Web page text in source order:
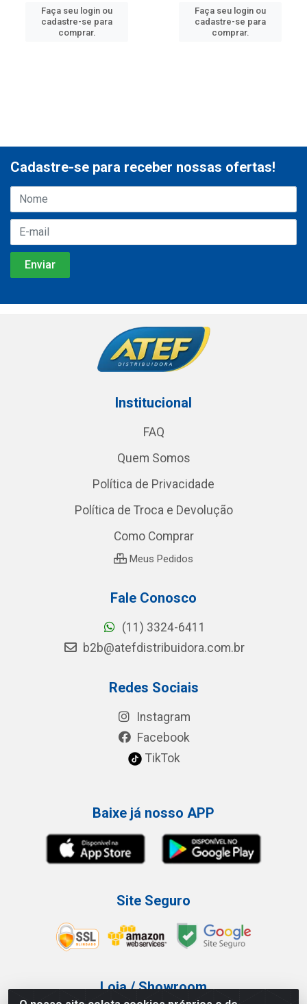
Faça seu login ou
cadastre-se para
comprar.
Faça seu login ou
cadastre-se para
comprar.
Cadastre-se para receber nossas ofertas!
Institucional
FAQ
Quem Somos
Política de Privacidade
Política de Troca e Devolução
Como Comprar
Meus Pedidos
Fale Conosco
(11) 3324-6411
b2b@atefdistribuidora.com.br
Redes Sociais
Instagram
Facebook
TikTok
Baixe já nosso APP
Site Seguro
Loja / Showroom